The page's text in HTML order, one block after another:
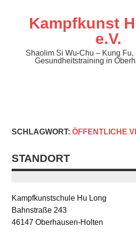
Kampfkunst
e.V.
Shaolim Si Wu-Chu – Kung Fu,
Gesundheitstraining in
SCHLAGWORT: ÖFFENTLICHE
STANDORT
Kampfkunstschule Hu Long
Bahnstraße 243
46147 Oberhausen-Holten